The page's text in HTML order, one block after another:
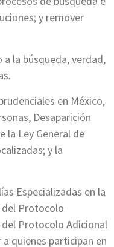
y remover
la búsqueda, verdad,
en México,
Desaparición
la Ley General de
y la
Especializadas en la
del Protocolo
del Protocolo Adicional
quienes participan en